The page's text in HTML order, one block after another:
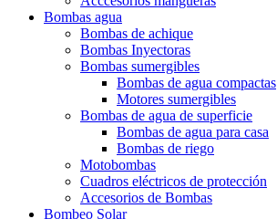
Bombas agua
Bombas de achique
Bombas Inyectoras
Bombas sumergibles
Bombas de agua compactas
Motores sumergibles
Bombas de agua de superficie
Bombas de agua para casa
Bombas de riego
Motobombas
Cuadros eléctricos de protección
Accesorios de Bombas
Bombeo Solar